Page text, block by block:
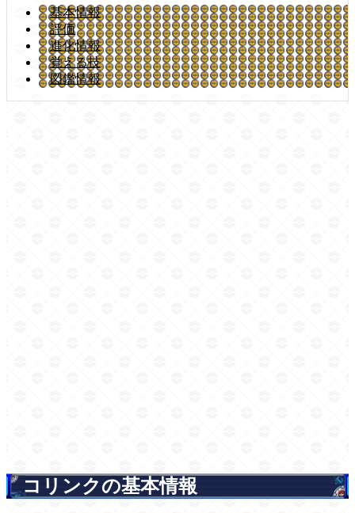
基本情報
評価
進化情報
覚える技
図鑑情報
コリンクの基本情報